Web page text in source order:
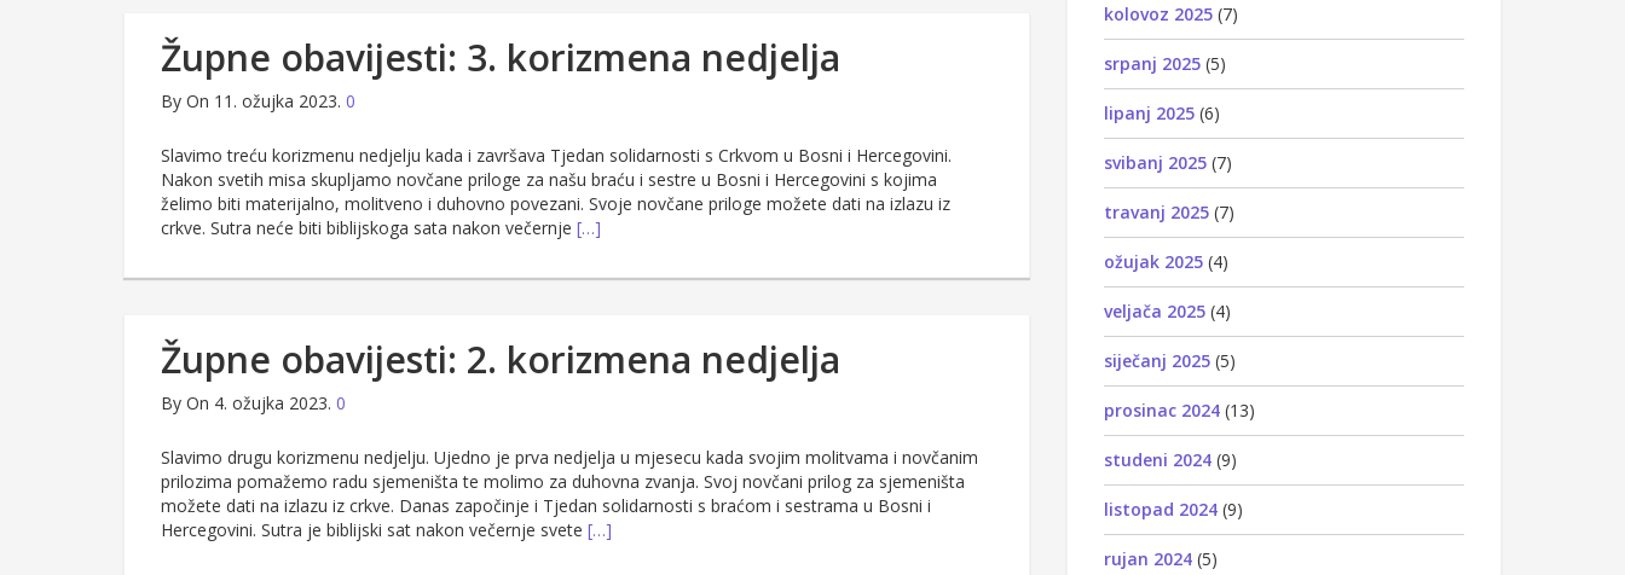
Župne obavijesti: 3. korizmena nedjelja
By On 11. ožujka 2023. 0
Slavimo treću korizmenu nedjelju kada i završava Tjedan solidarnosti s Crkvom u Bosni i Hercegovini.
Nakon svetih misa skupljamo novčane priloge za našu braću i sestre u Bosni i Hercegovini s kojima
želimo biti materijalno, molitveno i duhovno povezani. Svoje novčane priloge možete dati na izlazu iz
crkve. Sutra neće biti biblijskoga sata nakon večernje […]
Župne obavijesti: 2. korizmena nedjelja
By On 4. ožujka 2023. 0
Slavimo drugu korizmenu nedjelju. Ujedno je prva nedjelja u mjesecu kada svojim molitvama i novčanim
prilozima pomažemo radu sjemeništa te molimo za duhovna zvanja. Svoj novčani prilog za sjemeništa
možete dati na izlazu iz crkve. Danas započinje i Tjedan solidarnosti s braćom i sestrama u Bosni i
Hercegovini. Sutra je biblijski sat nakon večernje svete […]
kolovoz 2025 (7)
srpanj 2025 (5)
lipanj 2025 (6)
svibanj 2025 (7)
travanj 2025 (7)
ožujak 2025 (4)
veljača 2025 (4)
siječanj 2025 (5)
prosinac 2024 (13)
studeni 2024 (9)
listopad 2024 (9)
rujan 2024 (5)